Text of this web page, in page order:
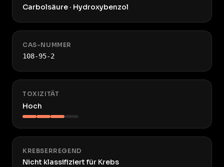
Carbolsäure · Hydroxybenzol
CAS-NUMMER
108-95-2
TOXIZITÄT
Hoch
KREBSERREGEND
Nicht klassifiziert für Krebs